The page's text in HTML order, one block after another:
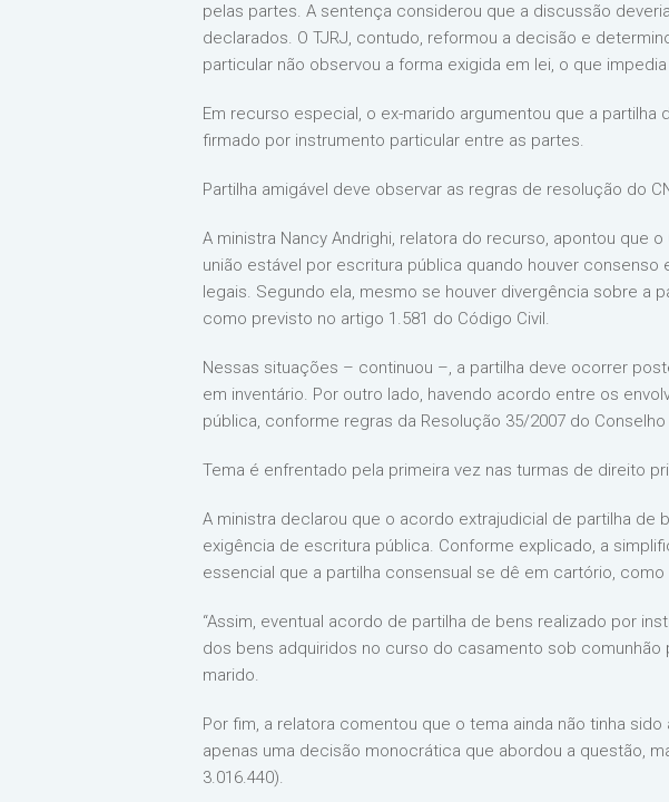
pelas partes. A sentença considerou que a discussão
declarados. O TJRJ, contudo, reformou a decisão e
particular não observou a forma exigida em lei, o que
Em recurso especial, o ex-marido argumentou que a
firmado por instrumento particular entre as partes.
Partilha amigável deve observar as regras de resolução do
A ministra Nancy Andrighi, relatora do recurso, apontou que
união estável por escritura pública quando houver
legais. Segundo ela, mesmo se houver divergência sobre a
como previsto no artigo 1.581 do Código Civil.
Nessas situações – continuou –, a partilha deve ocorrer
em inventário. Por outro lado, havendo acordo entre os
pública, conforme regras da Resolução 35/2007 do
Tema é enfrentado pela primeira vez nas turmas de direito
A ministra declarou que o acordo extrajudicial de partilha
exigência de escritura pública. Conforme explicado, a
essencial que a partilha consensual se dê em cartório, como
“Assim, eventual acordo de partilha de bens realizado por
dos bens adquiridos no curso do casamento sob
marido.
Por fim, a relatora comentou que o tema ainda não tinha
apenas uma decisão monocrática que abordou a questão,
3.016.440).